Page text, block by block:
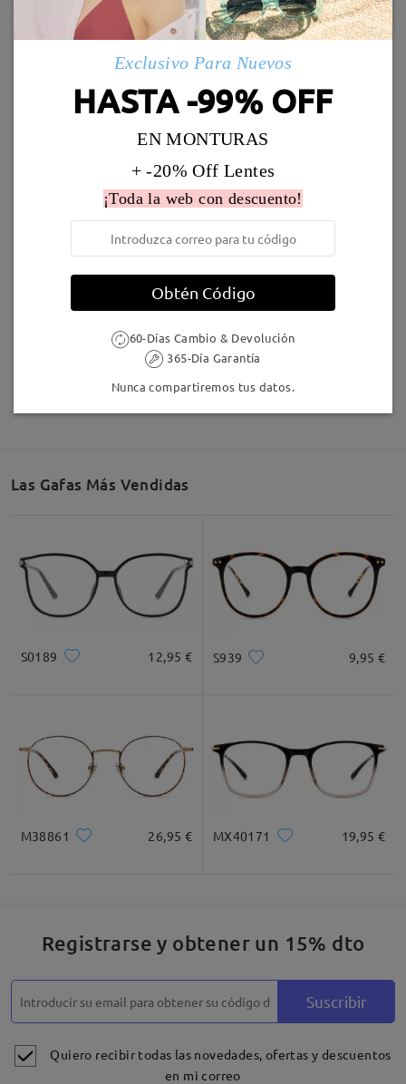
Leer todos los
comentarios
Deje su comentario
Envío
5-7 días laborales detalles
Marcos Similares
21,95 € K57666
18,95 € K32635
Las Gafas Más Vendidas
S0189 12,95 € S939 9,95 €
M38861 26,95 € MX40171 19,95 €
Registrarse y obtener un 15% dto
Suscribir
Quiero recibir todas las novedades, ofertas y descuentos
en mi correo
Exclusivo Para Nuevos
HASTA -99% OFF
EN MONTURAS
+ -20% Off Lentes
¡Toda la web con descuento!
Obtén Código
60-Días Cambio & Devolución
365-Día Garantía
Nunca compartiremos tus datos.